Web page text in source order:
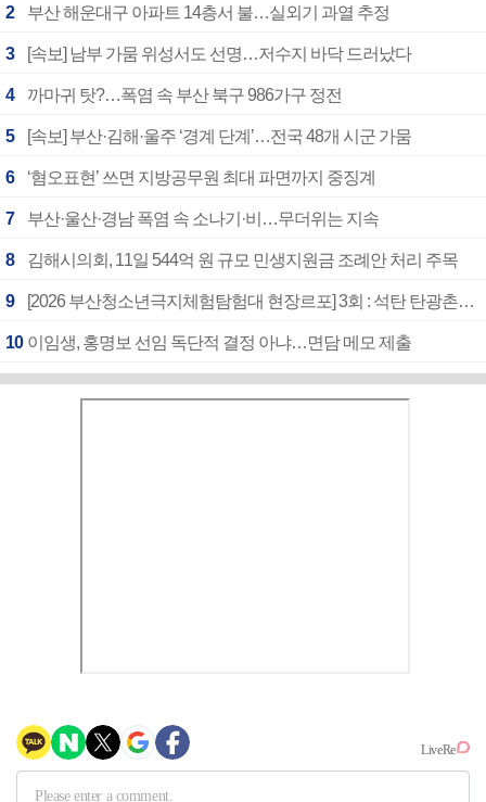
2 부산 해운대구 아파트 14층서 불…실외기 과열 추정
3 [속보] 남부 가뭄 위성서도 선명…저수지 바닥 드러났다
4 까마귀 탓?…폭염 속 부산 북구 986가구 정전
5 [속보] 부산·김해·울주 ‘경계 단계’…전국 48개 시군 가뭄
6 ‘혐오표현’ 쓰면 지방공무원 최대 파면까지 중징계
7 부산·울산·경남 폭염 속 소나기·비…무더위는 지속
8 김해시의회, 11일 544억 원 규모 민생지원금 조례안 처리 주목
9 [2026 부산청소년극지체험탐험대 현장르포] 3회 : 석탄 탄광촌에서 북극 연구의 중심지로
10 이임생, 홍명보 선임 독단적 결정 아냐…면담 메모 제출